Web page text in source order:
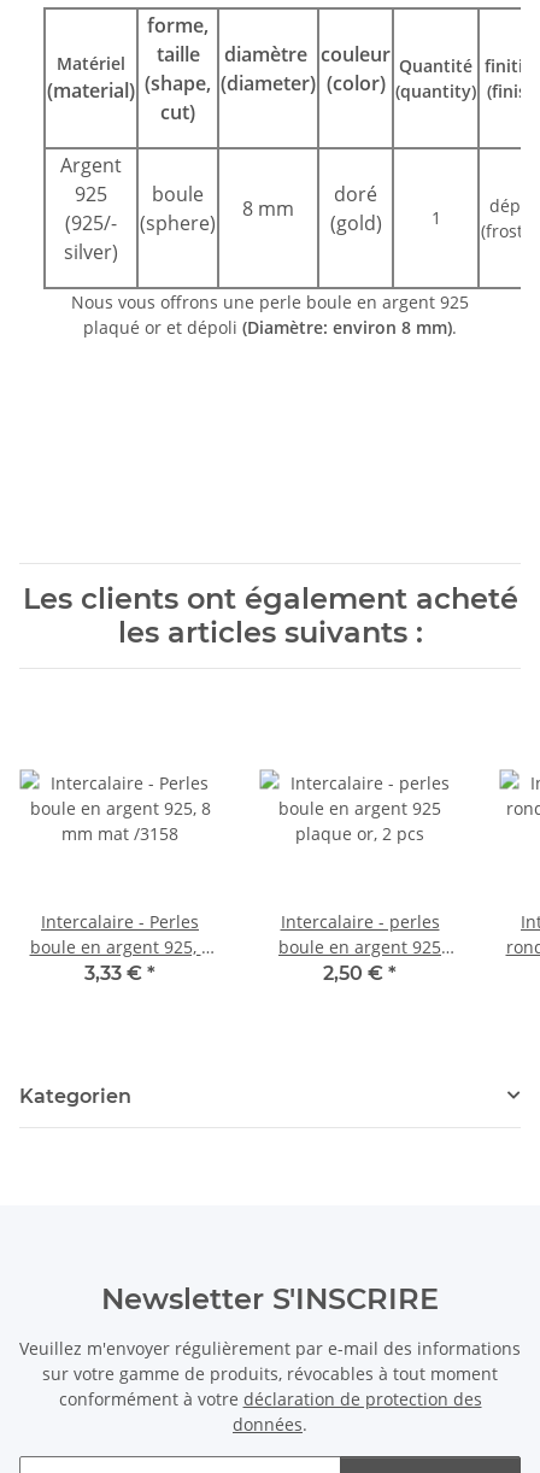
Matériel
(material)
forme,
taille
(shape,
cut)
diamètre
(diameter)
couleur
(color)
Quantité
(quantity)
Argent
925
(925/-
silver)
boule
(sphere)
8 mm
doré
(gold)
1
dépoli
Nous vous offrons une perle boule en argent 925
plaqué or et dépoli (Diamètre: environ 8 mm).
Les clients ont également acheté
les articles suivants :
Intercalaire - Perles
boule en argent 925, 8
mm mat /3158
3,33 € *
Intercalaire - perles
boule en argent 925
plaque or, 2 pcs
2,50 € *
Kategorien
Newsletter S'INSCRIRE
Veuillez m'envoyer régulièrement par e-mail des informations
sur votre gamme de produits, révocables à tout moment
conformément à votre déclaration de protection des
données.